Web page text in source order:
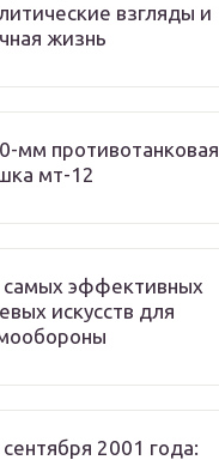
взгляды и
жизнь
мм противотанковая
мт-12
самых эффективных
искусств для
сентября 2001 года: